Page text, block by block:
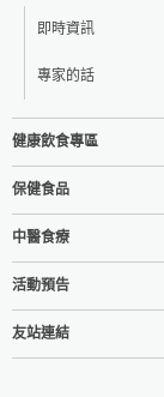
即時資訊
專家的話
健康飲食專區
保健食品
中醫食療
活動預告
友站連結